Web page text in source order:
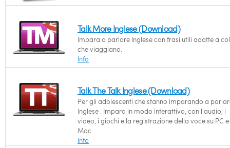
Talk More Inglese (Download)
Impara a parlare Inglese con frasi utili adatte a
che viaggiano.
Info
Talk The Talk Inglese (Download)
Per gli adolescenti che stanno imparando a
Inglese . Impara in modo interattivo, con l'audio, i
video, i giochi e la registrazione della voce su PC e
Mac.
Info